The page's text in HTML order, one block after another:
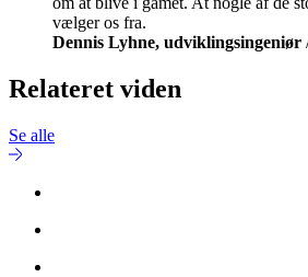
vælger os fra.
Dennis Lyhne, udviklingsingeniør
Relateret viden
Se alle